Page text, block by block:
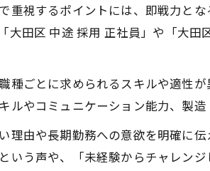
大田区正
応募前に
自分に合
重視するポイントには、即戦力と
大田区 中途 採用 正社員」や「大
種ごとに求められるスキルや適性
ルやコミュニケーション能力、製
理由や長期勤務への意欲を明確に
いう声や、「未経験からチャレン